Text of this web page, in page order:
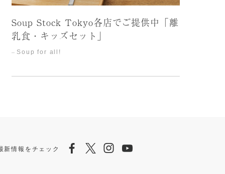
Soup Stock Tokyo各店でご提供中「離
乳食・キッズセット」
Soup for all!
新情報をチェック Facebook
Twitter Instagram